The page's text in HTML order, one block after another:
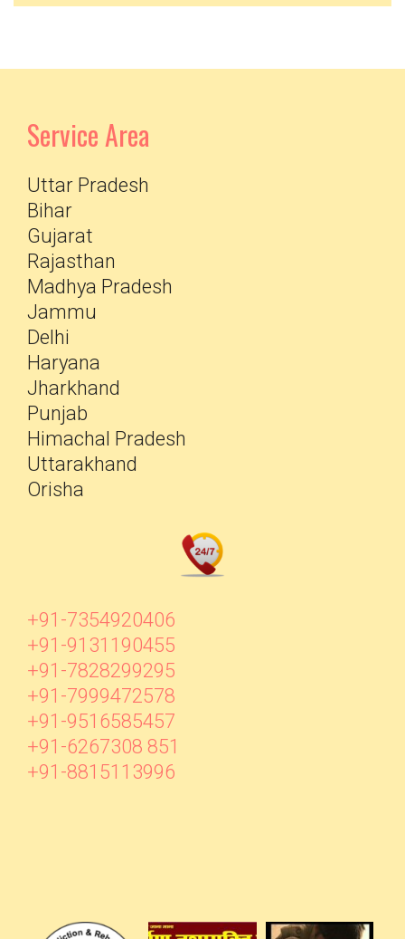
Service Area
Uttar Pradesh
Bihar
Gujarat
Rajasthan
Madhya Pradesh
Jammu
Delhi
Haryana
Jharkhand
Punjab
Himachal Pradesh
Uttarakhand
Orisha
+91-7354920406
+91-9131190455
+91-7828299295
+91-7999472578
+91-9516585457
+91-6267308 851
+91-8815113996